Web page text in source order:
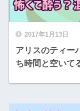
2017年1月13日
アリスのティー
ち時間と空いて